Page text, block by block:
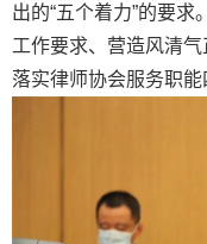
出的“五个着力”的要
工作要求、营造风清气
落实律师协会服务职能